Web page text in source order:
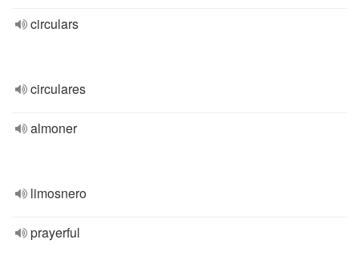
circulars
circulares
almoner
limosnero
prayerful